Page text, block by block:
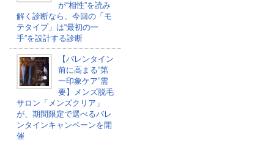
が“相性”を読み
解く診断なら、今回の「モ
テタイプ」は“最初の一
手”を設計する診断
【バレンタイン
前に高まる“第
一印象ケア”需
要】メンズ脱毛
サロン「メンズクリア」
が、期間限定で選べるバレ
ンタインキャンペーンを開
催